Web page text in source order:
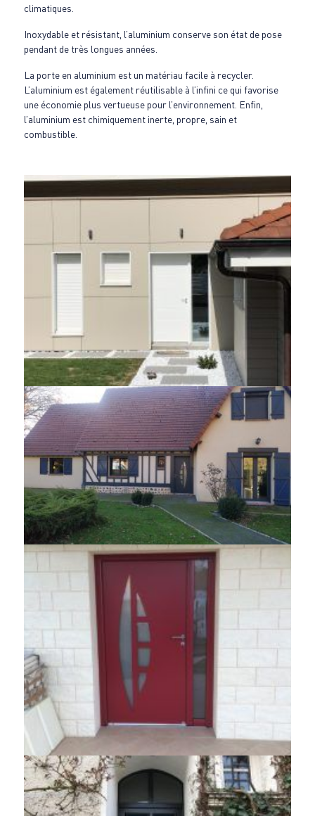
climatiques.
Inoxydable et résistant, l’aluminium conserve son état de pose
pendant de très longues années.
La porte en aluminium est un matériau facile à recycler.
L’aluminium est également réutilisable à l’infini ce qui favorise
une économie plus vertueuse pour l’environnement. Enfin,
l’aluminium est chimiquement inerte, propre, sain et
combustible.